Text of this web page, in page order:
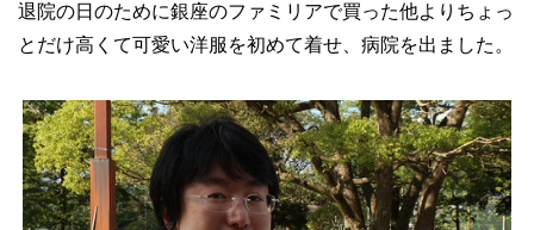
退院の日のために銀座のファミリアで買った他よりちょっ
とだけ高くて可愛い洋服を初めて着せ、病院を出ました。